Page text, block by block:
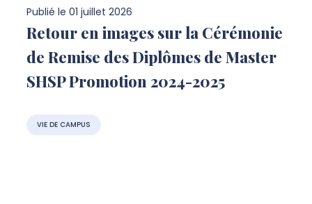
Publié le 01 juillet 2026
Retour en images sur la Cérémonie
de Remise des Diplômes de Master
SHSP Promotion 2024-2025
VIE DE CAMPUS